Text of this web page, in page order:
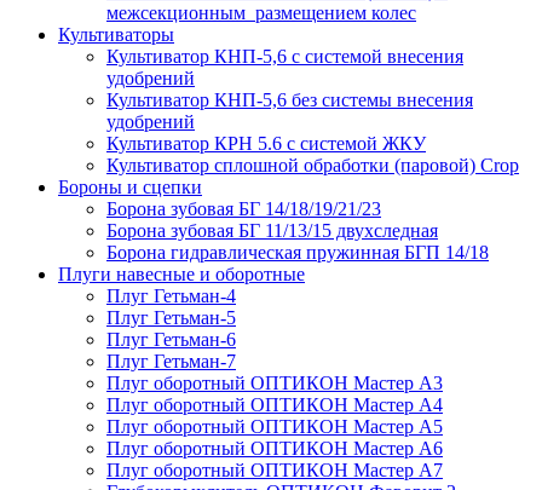
межсекционным размещением колес
Культиваторы
Культиватор КНП-5,6 с системой внесения
удобрений
Культиватор КНП-5,6 без системы внесения
удобрений
Культиватор КРН 5.6 с системой ЖКУ
Культиватор сплошной обработки (паровой) Crop
Бороны и сцепки
Борона зубовая БГ 14/18/19/21/23
Борона зубовая БГ 11/13/15 двухследная
Борона гидравлическая пружинная БГП 14/18
Плуги навесные и оборотные
Плуг Гетьман-4
Плуг Гетьман-5
Плуг Гетьман-6
Плуг Гетьман-7
Плуг оборотный ОПТИКОН Мастер А3
Плуг оборотный ОПТИКОН Мастер А4
Плуг оборотный ОПТИКОН Мастер А5
Плуг оборотный ОПТИКОН Мастер А6
Плуг оборотный ОПТИКОН Мастер А7